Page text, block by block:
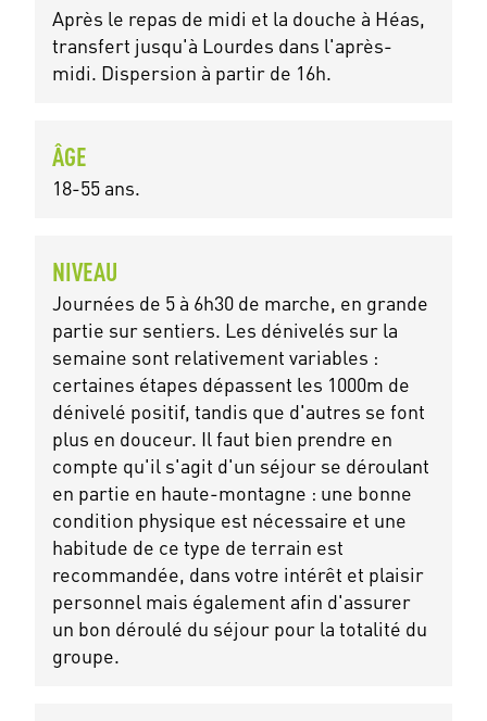
Après le repas de midi et la douche à Héas,
transfert jusqu'à Lourdes dans l'après-
midi. Dispersion à partir de 16h.
ÂGE
18-55 ans.
NIVEAU
Journées de 5 à 6h30 de marche, en grande
partie sur sentiers. Les dénivelés sur la
semaine sont relativement variables :
certaines étapes dépassent les 1000m de
dénivelé positif, tandis que d'autres se font
plus en douceur. Il faut bien prendre en
compte qu'il s'agit d'un séjour se déroulant
en partie en haute-montagne : une bonne
condition physique est nécessaire et une
habitude de ce type de terrain est
recommandée, dans votre intérêt et plaisir
personnel mais également afin d'assurer
un bon déroulé du séjour pour la totalité du
groupe.